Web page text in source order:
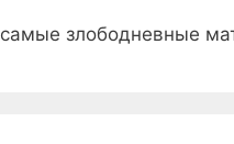
злободневные